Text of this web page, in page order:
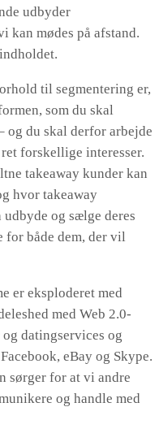
udbyder
kan mødes på afstand.
til segmentering er,
som du skal
og du skal derfor arbejde
forskellige interesser.
takeaway kunder kan
hvor takeaway
udbyde og sælge deres
for både dem, der vil
er eksploderet med
med Web 2.0-
datingservices og
eBay og Skype.
sørger for at vi andre
og handle med